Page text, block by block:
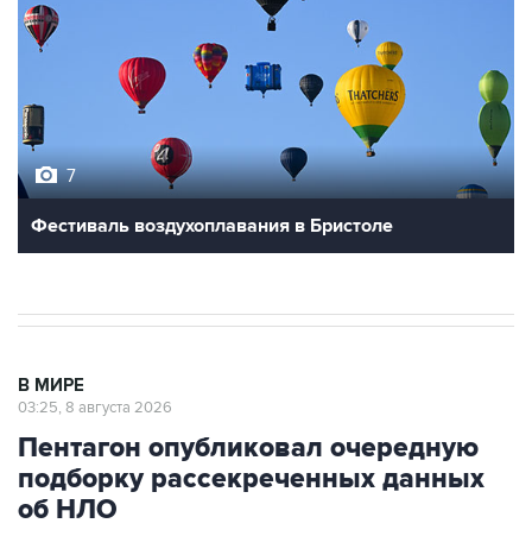
7
Фестиваль воздухоплавания в Бристоле
В МИРЕ
03:25, 8 августа 2026
Пентагон опубликовал очередную
подборку рассекреченных данных
об НЛО